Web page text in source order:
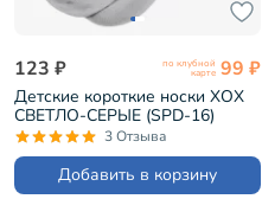
123 ₽ по клубной
карте 99 ₽
Детские короткие носки ХОХ
СВЕТЛО-СЕРЫЕ (SPD-16)
3 Отзыва
Добавить в корзину